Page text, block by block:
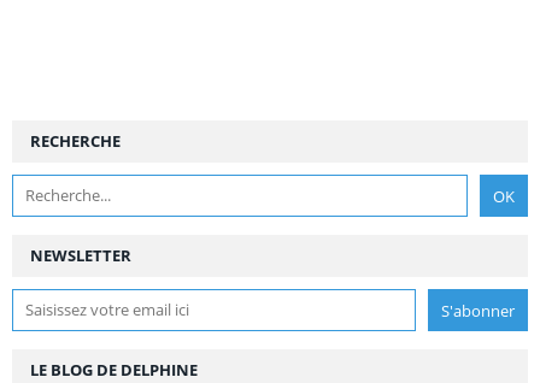
NEWSLETTER
RECHERCHE
LE BLOG DE DELPHINE